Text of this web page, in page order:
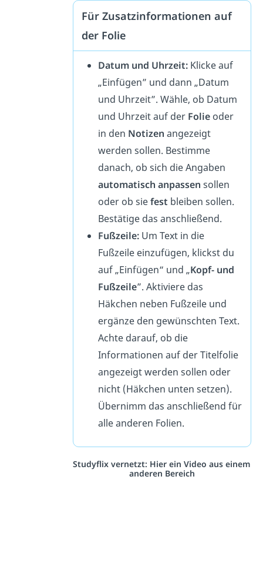
Für Zusatzinformationen auf
der Folie
Datum und Uhrzeit:Klicke auf
„Einfügen” und dann „Datum
und Uhrzeit”. Wähle, ob Datum
und Uhrzeit auf der Folieoder
in den Notizen angezeigt
werden sollen. Bestimme
danach, ob sich die Angaben
automatisch anpassen sollen
oder ob siefest bleiben sollen.
Bestätige das anschließend.
Fußzeile:Um Text in die
Fußzeile einzufügen, klickst du
auf „Einfügen“ und „Kopf- und
Fußzeile”. Aktiviere das
Häkchen neben Fußzeile und
ergänze den gewünschten Text.
Achte darauf, ob die
Informationen auf der Titelfolie
angezeigt werden sollen oder
nicht (Häkchen unten setzen).
Übernimm das anschließend für
alle anderen Folien.
Studyflix vernetzt: Hier ein Video aus einem
anderen Bereich